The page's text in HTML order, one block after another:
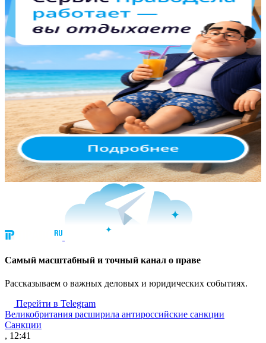
Cамый масштабный и точный канал о праве
Рассказываем о важных деловых и юридических событиях.
Перейти в Telegram
Великобритания расширила антироссийские санкции
Санкции
, 12:41